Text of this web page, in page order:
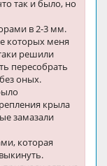
так и было, но
в 2-3 мм.
которых меня
решили
пересобрать
оных.
крыла
замазали
которая